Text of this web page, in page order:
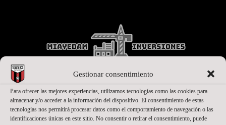
Gestionar consentimiento
Para ofrecer las mejores experiencias, utilizamos tecnologías como las cookies para
almacenar y/o acceder a la información del dispositivo. El consentimiento de estas
tecnologías nos permitirá procesar datos como el comportamiento de navegación o las
identificaciones únicas en este sitio. No consentir o retirar el consentimiento, puede
PATROCINADORES OFICIALES PREMIUM